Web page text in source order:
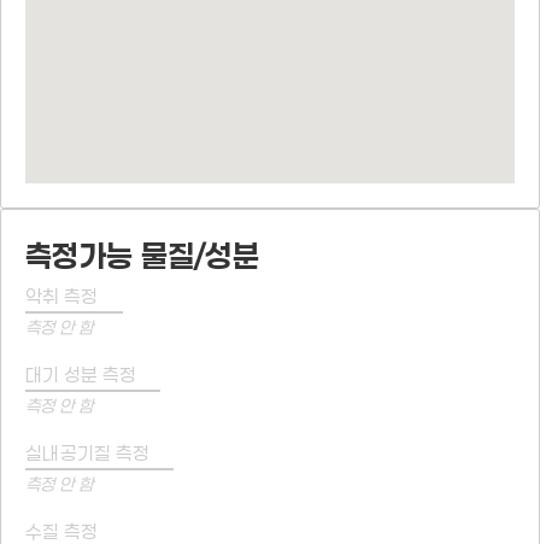
측정가능 물질/성분
악취 측정
측정 안 함
대기 성분 측정
측정 안 함
실내공기질 측정
측정 안 함
수질 측정